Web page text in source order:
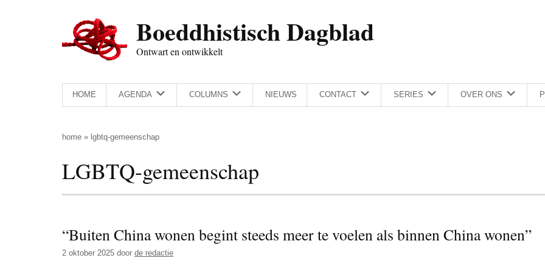
Boeddhistisch Dagblad
Ontwart en ontwikkelt
HOME AGENDA COLUMNS NIEUWS CONTACT SERIES OVER ONS
home » lgbtq-gemeenschap
LGBTQ-gemeenschap
“Buiten China wonen begint steeds meer te voelen als binnen China wonen”
2 oktober 2025 door de redactie